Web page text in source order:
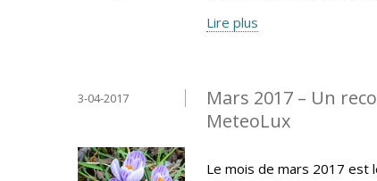
Lire plus
Mars 2017 – Un
MeteoLux
3-04-2017
Le mois de mars 2017 est